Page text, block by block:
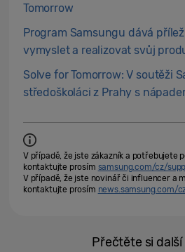
Tomorrow
Program Samsungu dává
vymyslet a realizovat svůj
Solve for Tomorrow: V soutěži
středoškoláci z Prahy s
V případě, že jste zákazník a potřebujete
kontaktujte prosím samsung.com/cz/
V případě, že jste novinář či influencer a
kontaktujte prosím news.samsung.com/
Přečtěte si